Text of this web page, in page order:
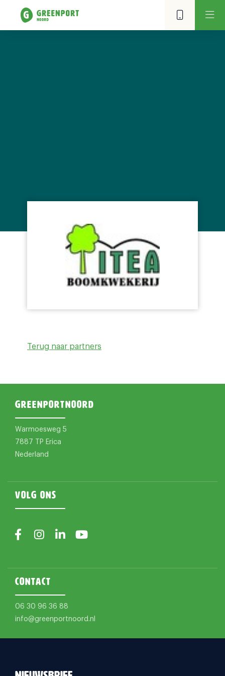
Terug naar partners
Greenportnoord
Warmoesweg 5
7887 TP Erica
Nederland
Volg ons
Contact
06 30 96 36 88
info@greenportnoord.nl